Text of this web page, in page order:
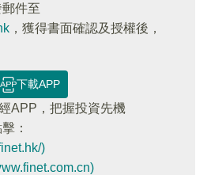
件至
，獲得書面確認及授權後，
下載APP
APP，把握投資先機
：
)